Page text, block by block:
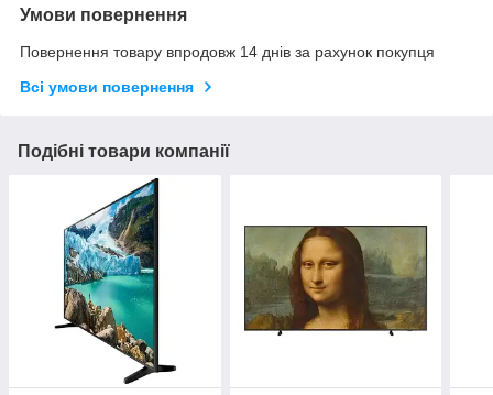
Умови повернення
Повернення товару впродовж 14 днів за рахунок покупця
Всі умови повернення
Подібні товари компанії